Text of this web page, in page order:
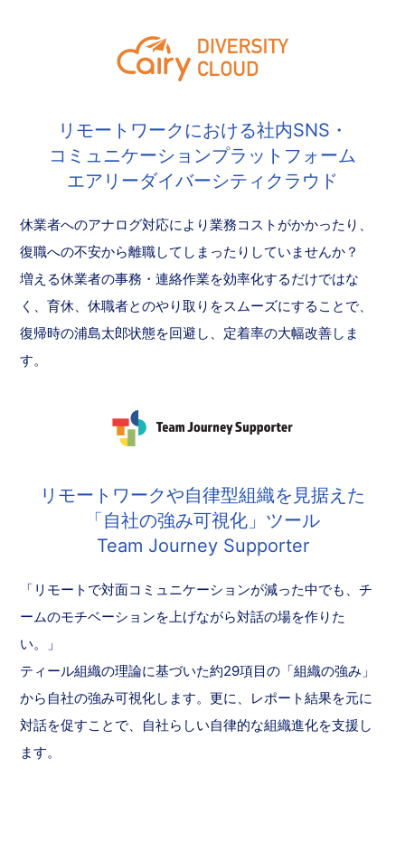
リモートワークにおける社内SNS・
コミュニケーションプラットフォーム
エアリーダイバーシティクラウド
休業者へのアナログ対応により業務コストがかかったり、
復職への不安から離職してしまったりしていませんか？
増える休業者の事務・連絡作業を効率化するだけではな
く、育休、休職者とのやり取りをスムーズにすることで、
復帰時の浦島太郎状態を回避し、定着率の大幅改善しま
す。
リモートワークや自律型組織を見据えた
「自社の強み可視化」ツール
Team Journey Supporter
「リモートで対面コミュニケーションが減った中でも、チ
ームのモチベーションを上げながら対話の場を作りた
い。」
ティール組織の理論に基づいた約29項目の「組織の強み」
から自社の強み可視化します。更に、レポート結果を元に
対話を促すことで、自社らしい自律的な組織進化を支援し
ます。